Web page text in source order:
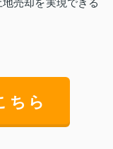
ちら